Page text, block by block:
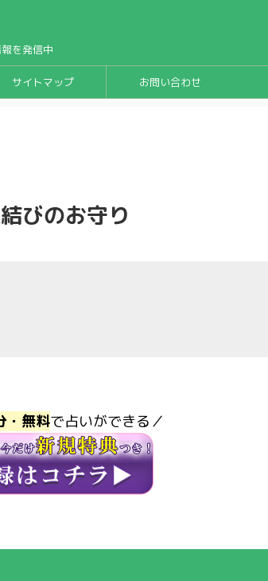
を発信中
サイトマップ お問い合わせ
びのお守り
・無料で占いができる／